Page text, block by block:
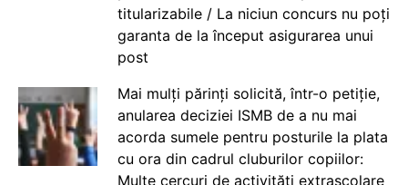
titularizabile / La niciun concurs nu poți
garanta de la început asigurarea unui
post
Mai mulți părinți solicită, într-o petiție,
anularea deciziei ISMB de a nu mai
acorda sumele pentru posturile la plata
cu ora din cadrul cluburilor copiilor:
Multe cercuri de activități extrașcolare